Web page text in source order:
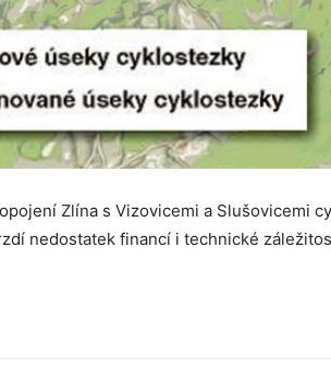
Zlína s Vizovicemi a Slušovicemi
nedostatek financí i technické